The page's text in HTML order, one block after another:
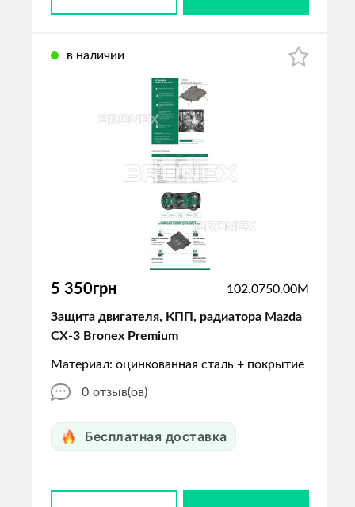
в наличии
5 350грн 102.0750.00M
Защита двигателя, КПП, радиатора Mazda
CX-3 Bronex Premium
Материал: оцинкованная сталь + покрытие
0 отзыв(ов)
Бесплатная доставка